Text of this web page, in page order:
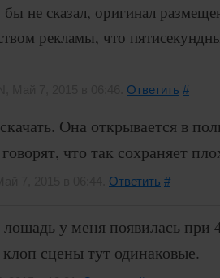
бы не сказал, оригинал
рекламы, что
Ответить #
Она открывается в
что так сохраняет
Ответить #
у меня появилась при
сцены тут одинаковые.